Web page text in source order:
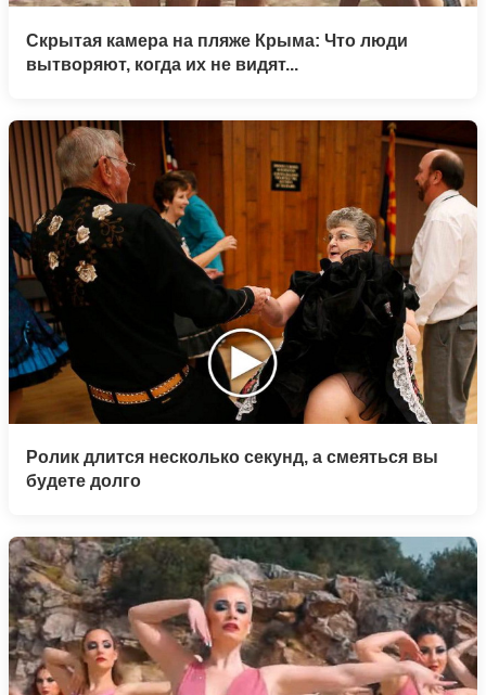
Скрытая камера на пляже Крыма: Что люди
вытворяют, когда их не видят...
Ролик длится несколько секунд, а смеяться вы
будете долго